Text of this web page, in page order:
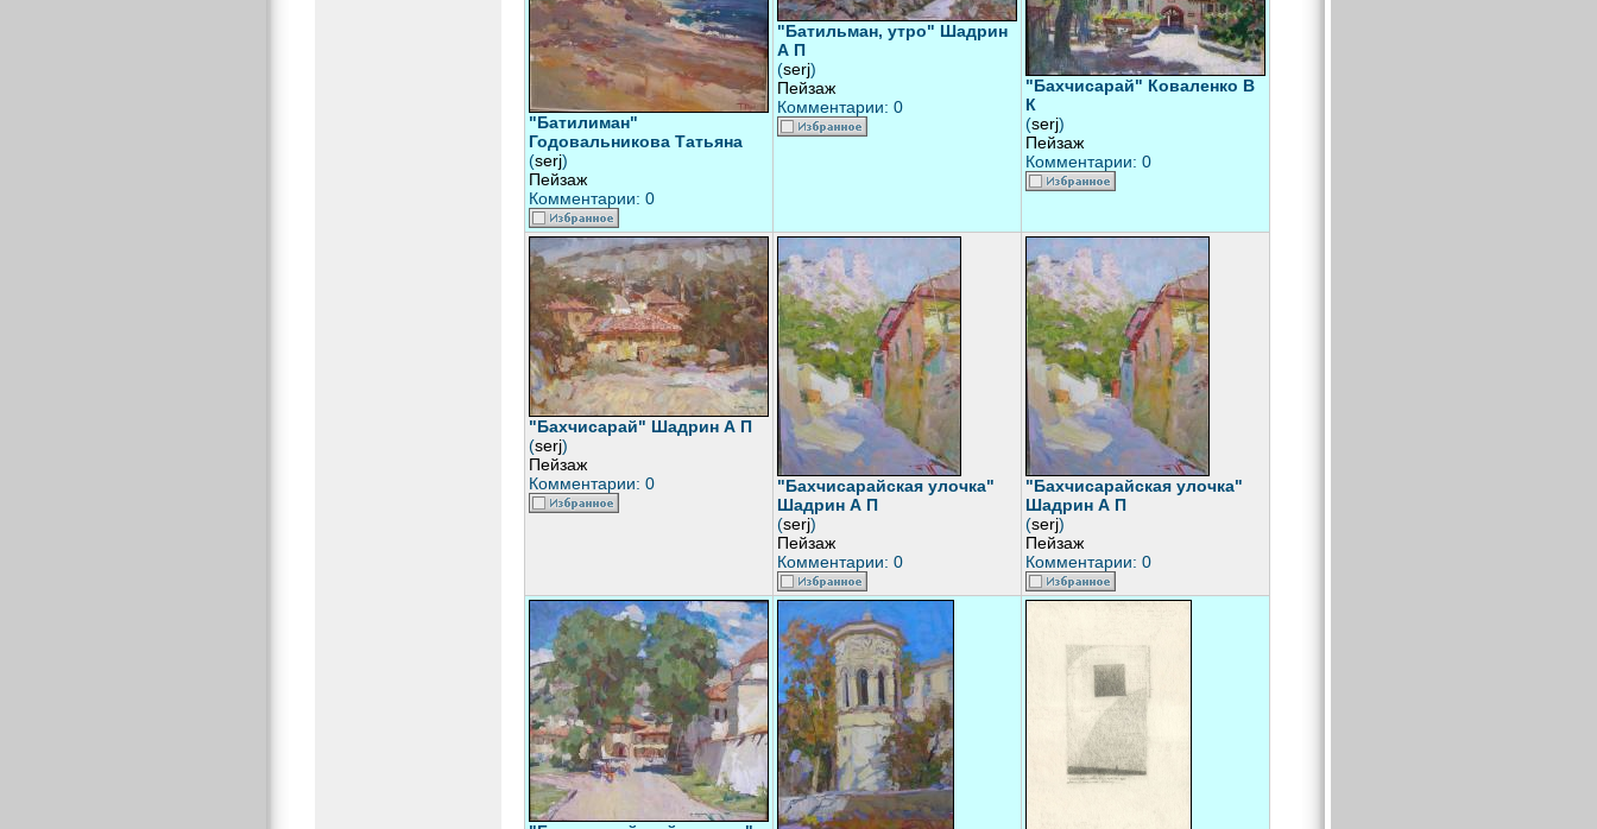
"Батилиман"
Годовальникова Татьяна
(serj)
Пейзаж
Комментарии: 0
"Батильман, утро" Шадрин
А П
(serj)
Пейзаж
Комментарии: 0
"Бахчисарай" Коваленко В
К
(serj)
Пейзаж
Комментарии: 0
"Бахчисарай" Шадрин А П
(serj)
Пейзаж
Комментарии: 0
"Бахчисарайская улочка"
Шадрин А П
(serj)
Пейзаж
Комментарии: 0
"Бахчисарайская улочка"
Шадрин А П
(serj)
Пейзаж
Комментарии: 0